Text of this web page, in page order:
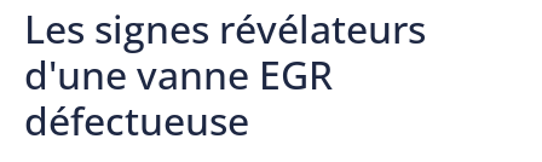
Les signes révélateurs
d'une vanne EGR
défectueuse